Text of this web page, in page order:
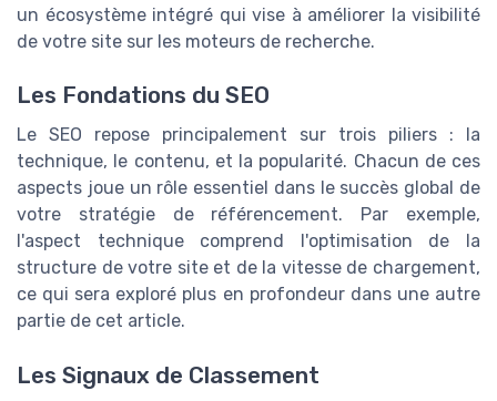
un écosystème intégré qui vise à améliorer la visibilité
de votre site sur les moteurs de recherche.
Les Fondations du SEO
Le SEO repose principalement sur trois piliers : la
technique, le contenu, et la popularité. Chacun de ces
aspects joue un rôle essentiel dans le succès global de
votre stratégie de référencement. Par exemple,
l'aspect technique comprend l'optimisation de la
structure de votre site et de la vitesse de chargement,
ce qui sera exploré plus en profondeur dans une autre
partie de cet article.
Les Signaux de Classement